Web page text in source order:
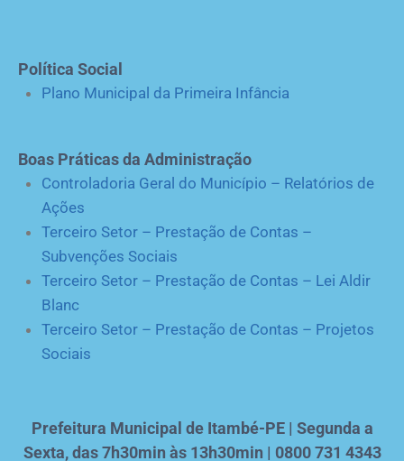
Política Social
Plano Municipal da Primeira Infância
Boas Práticas da Administração
Controladoria Geral do Município – Relatórios de
Ações
Terceiro Setor – Prestação de Contas –
Subvenções Sociais
Terceiro Setor – Prestação de Contas – Lei Aldir
Blanc
Terceiro Setor – Prestação de Contas – Projetos
Sociais
Prefeitura Municipal de Itambé-PE | Segunda a
Sexta, das 7h30min às 13h30min | 0800 731 4343